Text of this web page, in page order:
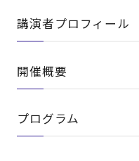
講演者プロフィール
開催概要
プログラム